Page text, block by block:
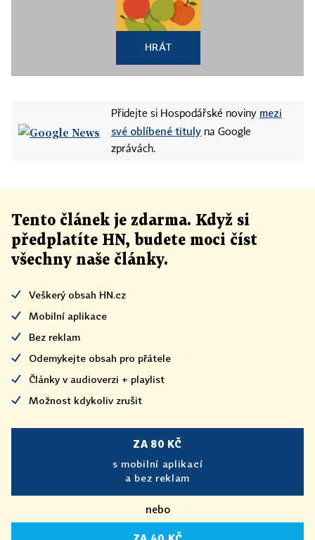
HRÁT
Přidejte si Hospodářské noviny mezi
své oblíbené tituly na Google
zprávách.
Tento článek je zdarma. Když si
předplatíte HN, budete moci číst
všechny naše články.
Veškerý obsah HN.cz
Mobilní aplikace
Bez reklam
Odemykejte obsah pro přátele
Články v audioverzi + playlist
Možnost kdykoliv zrušit
ZA 80 KČ
s mobilní aplikací
a bez reklam
nebo